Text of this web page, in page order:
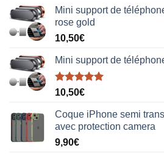
Mini support de
rose gold
10,50€
Mini support de
Note5.00
10,50€
Coque iPhone semi
avec protection camera
9,90€